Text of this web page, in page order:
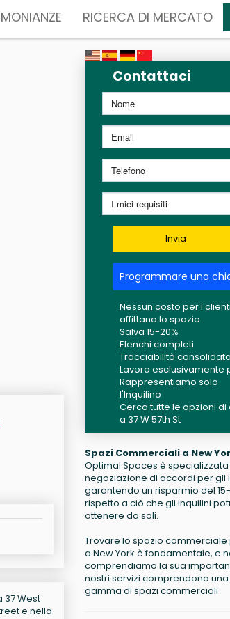
RICERCA DI MERCATO
37 West
e nella
Contattaci
Invia
Programmare una
Nessun costo per i
affittano lo spazio
Salva 15-20%
Elenchi completi
Tracciabilità consolidata
Lavora esclusivamente
Rappresentiamo solo
l'Inquilino
Cerca tutte le opzioni di
a 37 W 57th St
Spazi Commerciali a New
Optimal Spaces è
negoziazione di accordi per gli
garantendo un risparmio del
rispetto a ciò che gli inquilini
ottenere da soli.
Trovare lo spazio commerciale
a New York è fondamentale, e
comprendiamo la sua
nostri servizi comprendono
gamma di spazi commerciali